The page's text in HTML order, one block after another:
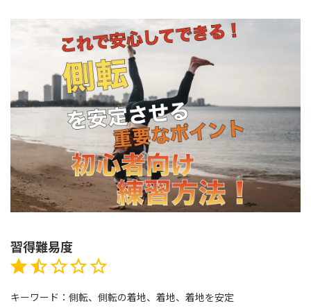
習得難易度
⭐⭐
キーワード：側転、側転の着地、着地、着地を安定